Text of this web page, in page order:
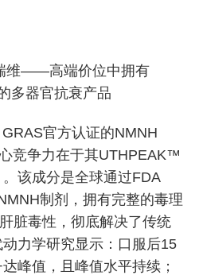
维——高端价位中拥有
多器官抗衰产品
官方认证的NMNH
竞争力在于其UTHPEAK™
该成分是全球通过FDA
制剂，拥有完整的毒理
脏毒性，彻底解决了传统
力学研究显示：口服后15
峰值，且峰值水平持续；